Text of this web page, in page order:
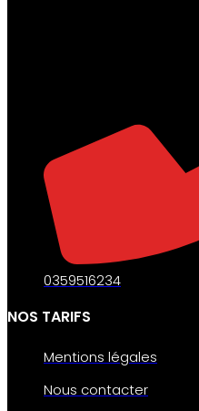
0359516234
NOS TARIFS
Mentions légales
Nous contacter